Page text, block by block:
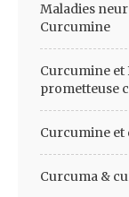
Maladies
Curcumine
Curcumine et
prometteuse
Curcumine
Curcuma &